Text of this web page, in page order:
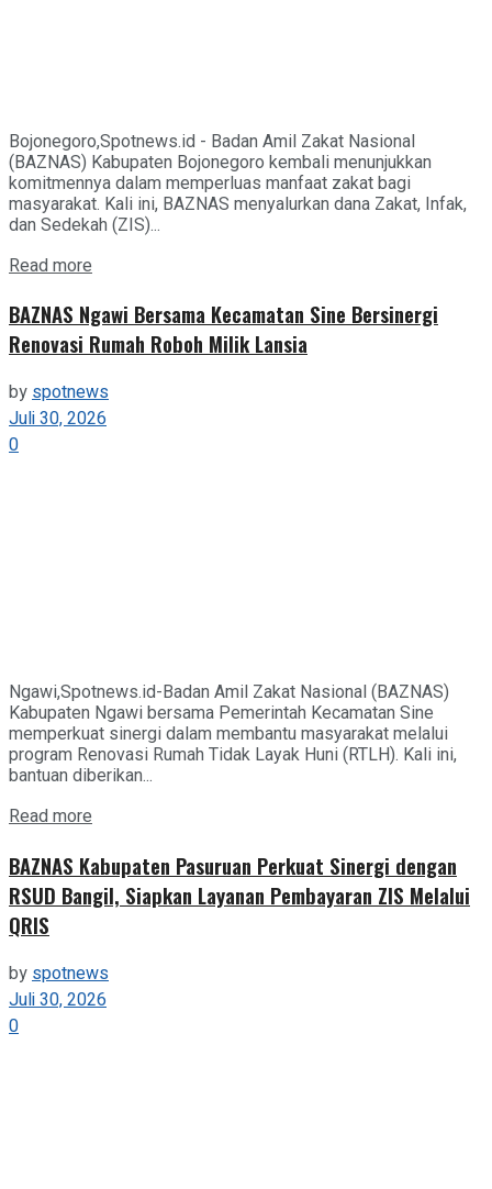
Bojonegoro,Spotnews.id - Badan Amil Zakat Nasional
(BAZNAS) Kabupaten Bojonegoro kembali menunjukkan
komitmennya dalam memperluas manfaat zakat bagi
masyarakat. Kali ini, BAZNAS menyalurkan dana Zakat, Infak,
dan Sedekah (ZIS)...
Read more
BAZNAS Ngawi Bersama Kecamatan Sine Bersinergi
Renovasi Rumah Roboh Milik Lansia
byspotnews
Juli 30, 2026
0
Ngawi,Spotnews.id-Badan Amil Zakat Nasional (BAZNAS)
Kabupaten Ngawi bersama Pemerintah Kecamatan Sine
memperkuat sinergi dalam membantu masyarakat melalui
program Renovasi Rumah Tidak Layak Huni (RTLH). Kali ini,
bantuan diberikan...
Read more
BAZNAS Kabupaten Pasuruan Perkuat Sinergi dengan
RSUD Bangil, Siapkan Layanan Pembayaran ZIS Melalui
QRIS
by spotnews
Juli 30, 2026
0